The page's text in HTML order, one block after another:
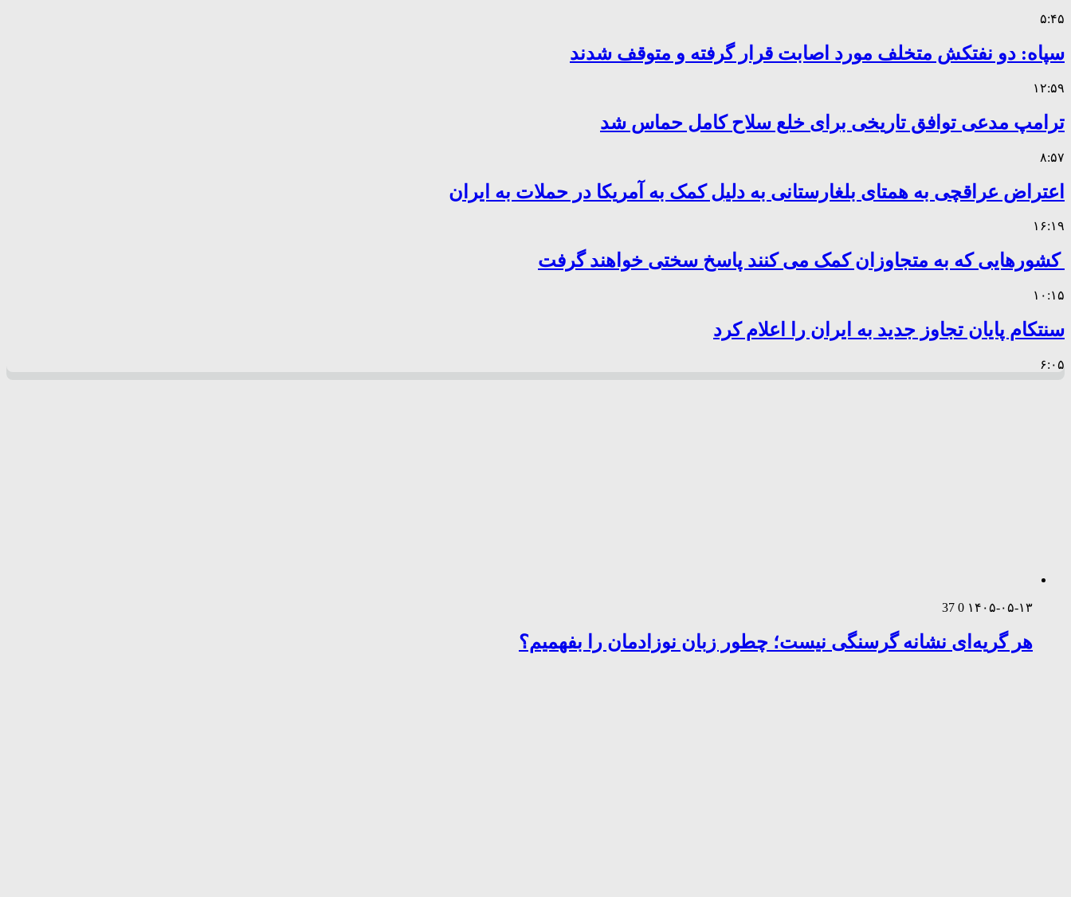
۵:۴۵
سپاه: دو نفتکش متخلف مورد اصابت قرار گرفته و متوقف شدند
۱۲:۵۹
ترامپ مدعی توافق تاریخی برای خلع سلاح کامل حماس شد
۸:۵۷
اعتراض عراقچی به همتای بلغارستانی به دلیل کمک به آمریکا در حملات به ایران
۱۶:۱۹
کشورهایی که به متجاوزان کمک می کنند پاسخ سختی خواهند گرفت
۱۰:۱۵
سنتکام پایان تجاوز جدید به ایران را اعلام کرد
۶:۰۵
۱۴۰۵-۰۵-۱۳ 0
37
هر گریه‌ای نشانه گرسنگی نیست؛ چطور زبان نوزادمان را بفهمیم؟